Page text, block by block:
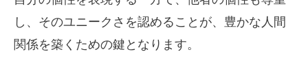
し、そのユニークさを認めることが、豊かな人間
関係を築くための鍵となります。